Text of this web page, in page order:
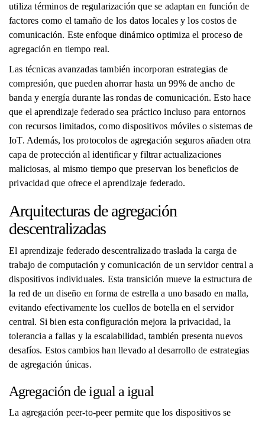
utiliza términos de regularización que se adaptan en función de
factores como el tamaño de los datos locales y los costos de
comunicación. Este enfoque dinámico optimiza el proceso de
agregación en tiempo real.
Las técnicas avanzadas también incorporan estrategias de
compresión, que pueden ahorrar hasta un 99% de ancho de
banda y energía durante las rondas de comunicación. Esto hace
que el aprendizaje federado sea práctico incluso para entornos
con recursos limitados, como dispositivos móviles o sistemas de
IoT. Además, los protocolos de agregación seguros añaden otra
capa de protección al identificar y filtrar actualizaciones
maliciosas, al mismo tiempo que preservan los beneficios de
privacidad que ofrece el aprendizaje federado.
Arquitecturas de agregación
descentralizadas
El aprendizaje federado descentralizado traslada la carga de
trabajo de computación y comunicación de un servidor central a
dispositivos individuales. Esta transición mueve la estructura de
la red de un diseño en forma de estrella a uno basado en malla,
evitando efectivamente los cuellos de botella en el servidor
central. Si bien esta configuración mejora la privacidad, la
tolerancia a fallas y la escalabilidad, también presenta nuevos
desafíos. Estos cambios han llevado al desarrollo de estrategias
de agregación únicas.
Agregación de igual a igual
La agregación peer-to-peer permite que los dispositivos se